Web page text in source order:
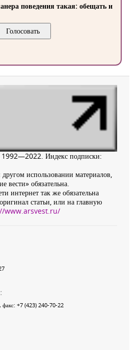
поведения такая: обещать и
1992—2022. Индекс подписки:
использовании материалов,
вести» обязательна.
интернет так же обязательна
статьи, или на главную
www.arsvest.ru/
, факс: +7 (423) 240-70-22